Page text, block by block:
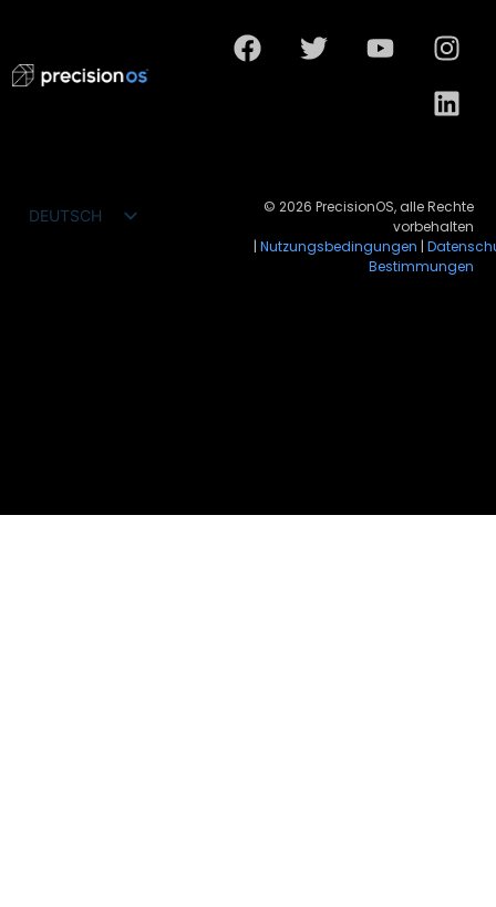
DEUTSCH
© 2026 PrecisionOS, alle Rechte
vorbehalten
| Nutzungsbedingungen |
Bestimmungen